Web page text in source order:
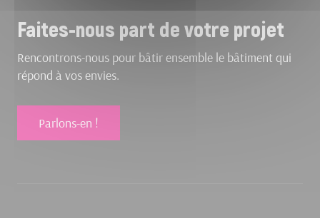
Faites-nous part de votre projet
Rencontrons-nous pour bâtir ensemble le bâtiment qui
répond à vos envies.
Parlons-en !